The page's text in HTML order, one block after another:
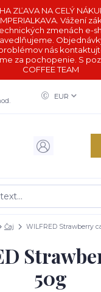
ZĽAVA NA CELÝ
Vážení
zmenách e-
nás
za pochopenie. S
COFFEE TEAM
EUR
Čaj WILFRED Strawberry
50g